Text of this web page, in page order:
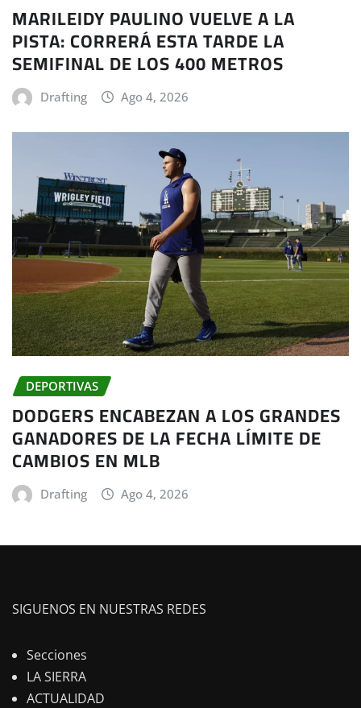
MARILEIDY PAULINO VUELVE A LA
PISTA: CORRERÁ ESTA TARDE LA
SEMIFINAL DE LOS 400 METROS
Drafting Ago 4, 2026
DEPORTIVAS
DODGERS ENCABEZAN A LOS GRANDES
GANADORES DE LA FECHA LÍMITE DE
CAMBIOS EN MLB
Drafting Ago 4, 2026
SIGUENOS EN NUESTRAS REDES
Secciones
LA SIERRA
ACTUALIDAD